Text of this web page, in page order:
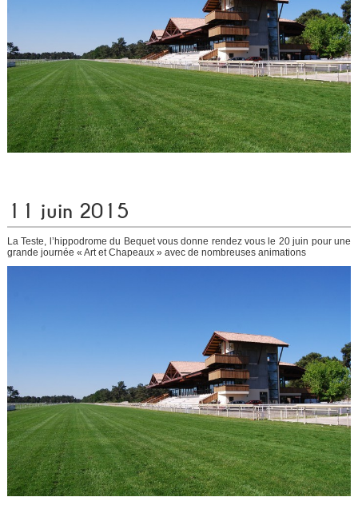
11 juin 2015
La Teste, l’hippodrome du Bequet vous donne rendez vous le 20 juin pour une
grande journée « Art et Chapeaux » avec de nombreuses animations